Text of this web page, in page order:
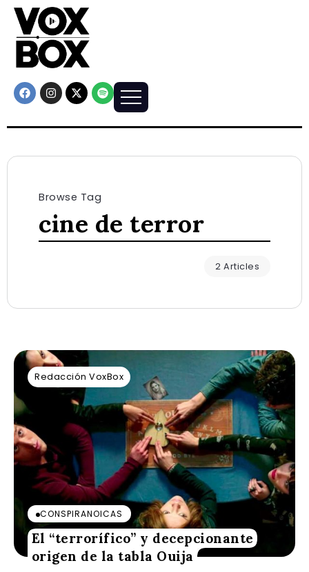
Browse Tag
cine de terror
2 Articles
Redacción VoxBox
CONSPIRANOICAS
El “terrorífico” y decepcionante
origen de la tabla Ouija